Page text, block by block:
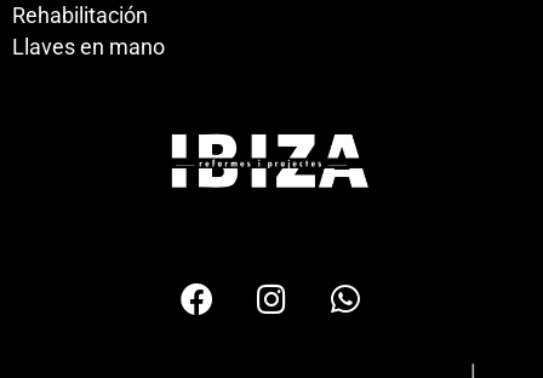
Rehabilitación
Llaves en mano